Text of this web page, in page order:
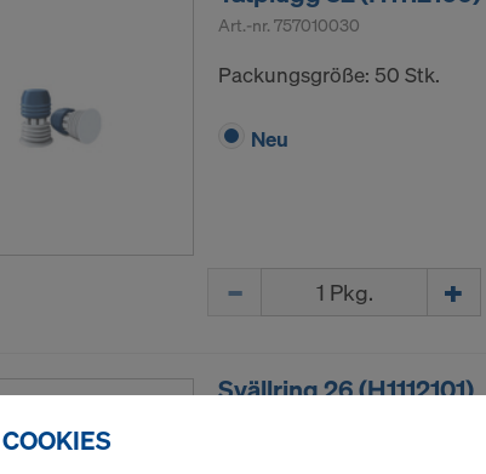
Art.-nr. 757010030
Packungsgröße: 50 Stk.
Neu
Svällring 26 (H1112101)